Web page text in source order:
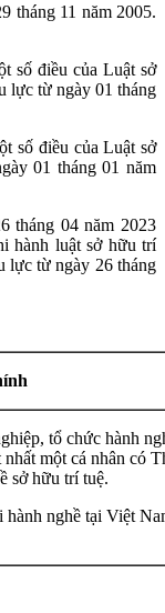
tháng 11 năm 2005.
số điều của Luật sở
lực từ ngày 01 tháng
số điều của Luật sở
01 tháng 01 năm
tháng 04 năm 2023
hành luật sở hữu trí
lực từ ngày 26 tháng
tổ chức hành
một cá nhân có
sở hữu trí tuệ.
nghề tại Việt